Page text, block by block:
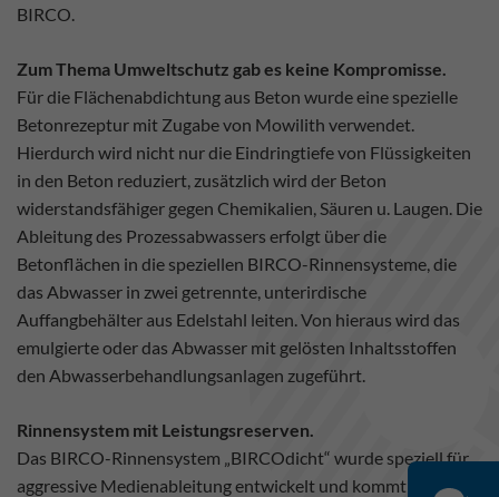
BIRCO.
Zum Thema Umweltschutz gab es keine Kompromisse.
Für die Flächenabdichtung aus Beton wurde eine spezielle
Betonrezeptur mit Zugabe von Mowilith verwendet.
Hierdurch wird nicht nur die Eindringtiefe von Flüssigkeiten
in den Beton reduziert, zusätzlich wird der Beton
widerstandsfähiger gegen Chemikalien, Säuren u. Laugen. Die
Ableitung des Prozessabwassers erfolgt über die
Betonflächen in die speziellen BIRCO-Rinnensysteme, die
das Abwasser in zwei getrennte, unterirdische
Auffangbehälter aus Edelstahl leiten. Von hieraus wird das
emulgierte oder das Abwasser mit gelösten Inhaltsstoffen
den Abwasserbehandlungsanlagen zugeführt.
Rinnensystem mit Leistungsreserven.
Das BIRCO-Rinnensystem „BIRCOdicht“ wurde speziell für
aggressive Medienableitung entwickelt und kommt in vielen